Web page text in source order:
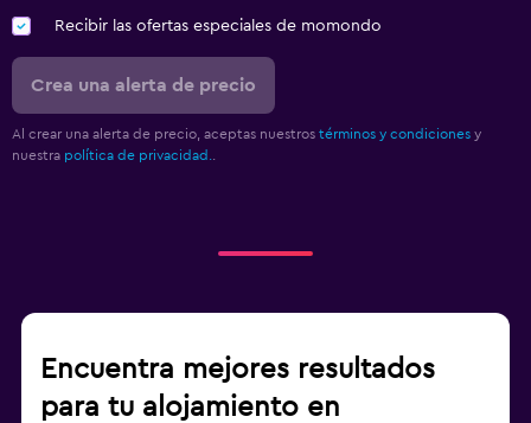
Recibir las ofertas especiales de momondo
Crea una alerta de precio
Al crear una alerta de precio, aceptas nuestros términos y condiciones y
nuestra política de privacidad.
Encuentra mejores resultados
para tu alojamiento en